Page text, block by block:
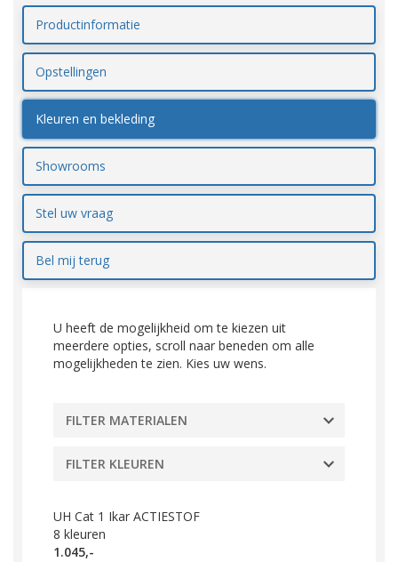
Productinformatie
Opstellingen
Kleuren en bekleding
Showrooms
Stel uw vraag
Bel mij terug
U heeft de mogelijkheid om te kiezen uit
meerdere opties, scroll naar beneden om alle
mogelijkheden te zien. Kies uw wens.
FILTER MATERIALEN
FILTER KLEUREN
UH Cat 1 Ikar ACTIESTOF
8 kleuren
1.045,-